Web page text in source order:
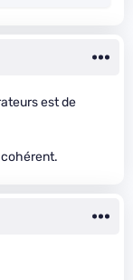
est de
cohérent.